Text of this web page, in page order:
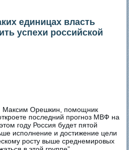
единицах власть
успехи российской
Максим Орешкин, помощник
последний прогноз МВФ на
году Россия будет пятой
исполнение и достижение цели
росту выше среднемировых